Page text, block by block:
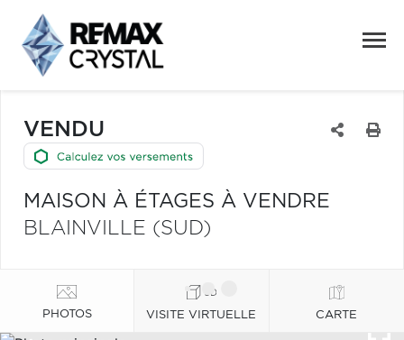
VENDU
MAISON À ÉTAGES À VENDRE
BLAINVILLE (SUD)
PHOTOS VISITE VIRTUELLE CARTE